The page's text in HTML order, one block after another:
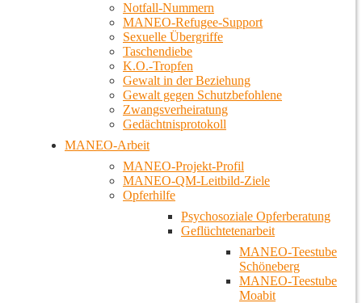
Notfall-Nummern
MANEO-Refugee-Support
Sexuelle Übergriffe
Taschendiebe
K.O.-Tropfen
Gewalt in der Beziehung
Gewalt gegen Schutzbefohlene
Zwangsverheiratung
Gedächtnisprotokoll
MANEO-Arbeit
MANEO-Projekt-Profil
MANEO-QM-Leitbild-Ziele
Opferhilfe
Psychosoziale Opferberatung
Geflüchtetenarbeit
MANEO-Teestube
Schöneberg
MANEO-Teestube
Moabit